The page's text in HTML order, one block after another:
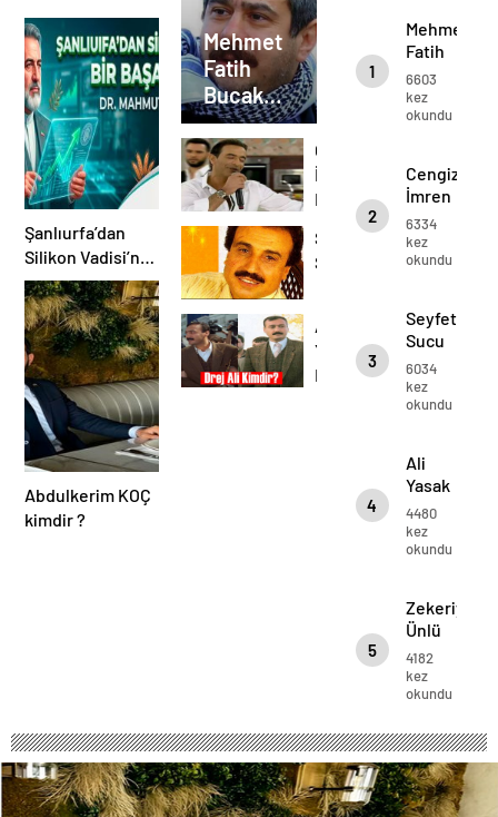
1
Mehmet
Fatih
Bucak
Kimdir?
6603
kez
okundu
2
Cengiz
İmren
Kimdir?
6334
kez
okundu
3
Seyfettin
Sucu
6034
kez
okundu
4
Ali
Yasak
Kimdir?
4480
kez
okundu
5
Zekeriya
Ünlü
Kimdir?
4182
kez
okundu
Şanlıurfa’dan
Silikon Vadisi’ne
Bir Başarı
Hikayesi: Dr.
Mahmut Kurşun
Kimdir?
Abdulkerim KOÇ
kimdir ?
Mehmet
Fatih
Bucak
Kimdir?
Cengiz
İmren
Kimdir?
Seyfettin
Sucu
Ali
Yasak
Kimdir?